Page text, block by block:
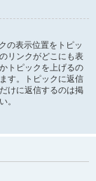
の表示位置をトピッ
リンクがどこにも表
トピックを上げるの
す。トピックに返信
けに返信するのは掲
。